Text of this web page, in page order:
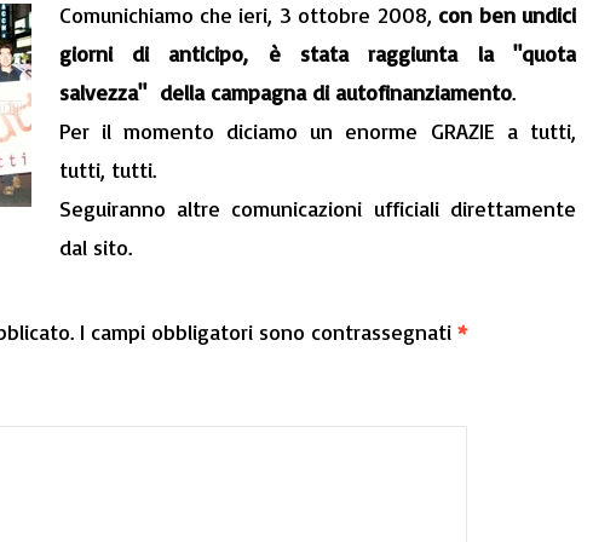
Comunichiamo che ieri, 3 ottobre 2008, con ben undici
giorni di anticipo, è stata raggiunta la "quota
salvezza" della campagna di autofinanziamento.
Per il momento diciamo un enorme GRAZIE a tutti,
tutti, tutti.
Seguiranno altre comunicazioni ufficiali direttamente
dal sito.
I campi obbligatori sono contrassegnati *